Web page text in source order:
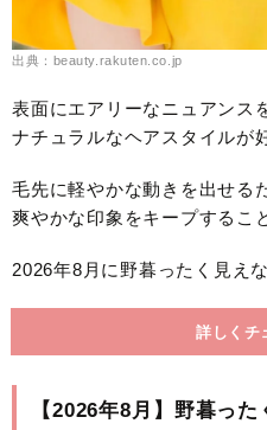
出典：beauty.rakuten.co.jp
表面にエアリーなニュアンス
ナチュラルなヘアスタイルが
毛先に軽やかな動きを出せる
爽やかな印象をキープするこ
2026年8月に野暮ったく見え
詳しくチ
【2026年8月】野暮っ